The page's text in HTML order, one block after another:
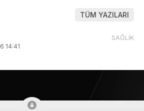
TÜM YAZILARI
14:41
SAĞLIK